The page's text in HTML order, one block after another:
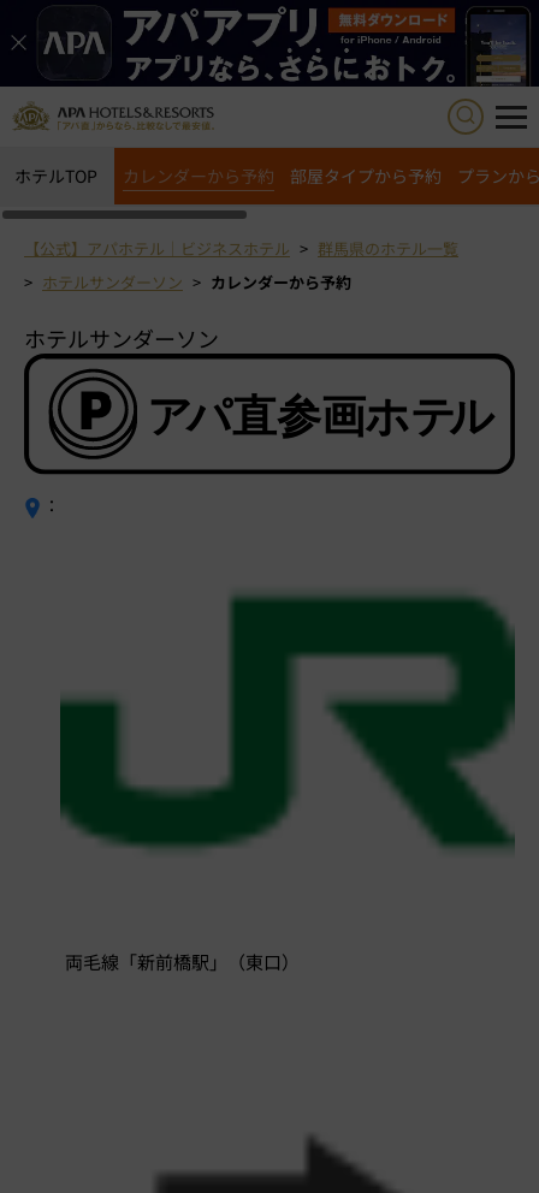
ホテルTOP カレンダーから予約 部屋タイプから予約 プランか
【公式】アパホテル｜ビジネスホテル
群馬県のホテル一覧
ホテルサンダーソン
カレンダーから予約
ホテルサンダーソン
：
両毛線「新前橋駅」（東口）